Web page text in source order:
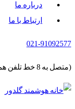
درباره ما
ارتباط با ما
021-91092577
(متصل به 8 خط تلفن همراه کارشناسان)